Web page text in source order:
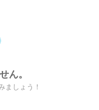
ん。
ましょう！